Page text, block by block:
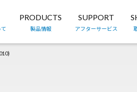
PRODUCTS
製品情報
SUPPORT
アフターサービス